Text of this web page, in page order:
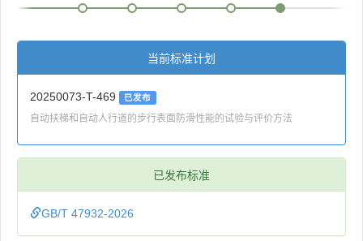
当前标准计划
20250073-T-469 已发布
自动扶梯和自动人行道的步行表面防滑性能的试验与评价方法
已发布标准
GB/T 47932-2026